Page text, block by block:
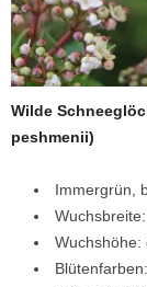
Wilde
peshmenii)
Immergrün,
Wuchshöhe: